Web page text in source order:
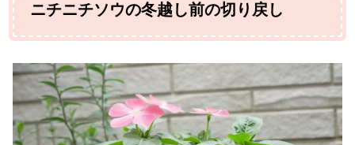
ニチニチソウの冬越し前の切り戻し